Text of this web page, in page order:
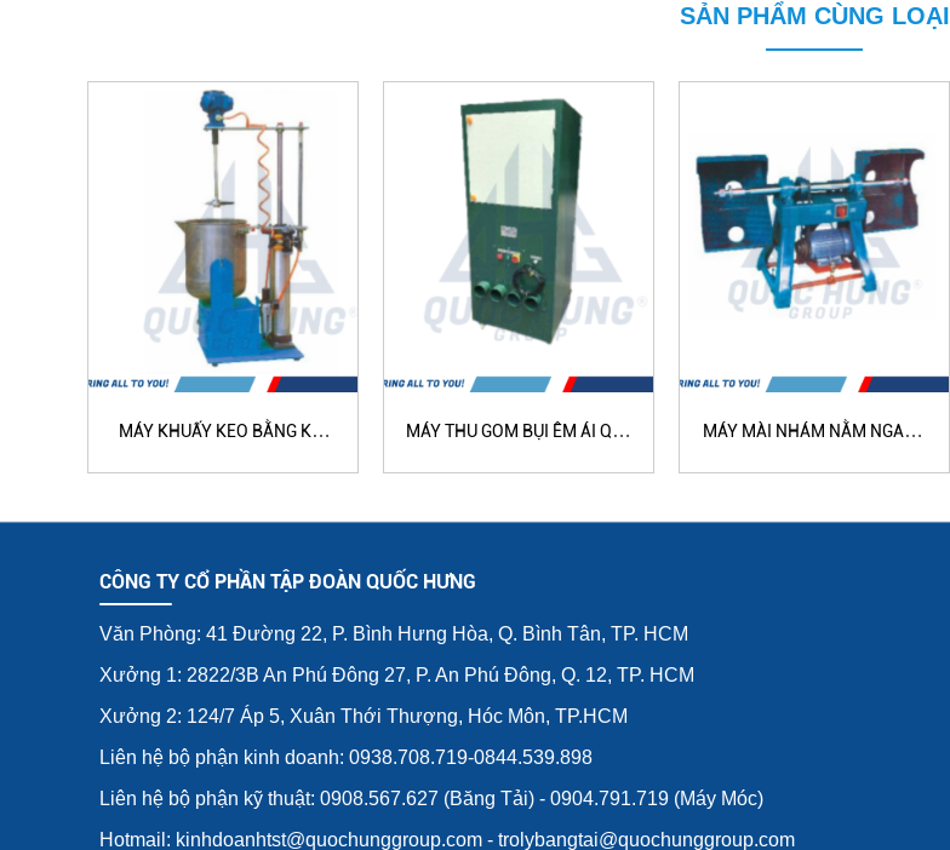
SẢN PHẨM CÙNG LOẠI
MÁY KHUẤY KEO BẰNG KHÍ
MÁY THU GOM BỤI ÊM ÁI QH-
MÁY MÀI NHÁM NẰM NGANG
CÔNG TY CỔ PHẦN TẬP ĐOÀN QUỐC HƯNG
Văn Phòng: 41 Đường 22, P. Bình Hưng Hòa, Q. Bình Tân, TP. HCM
Xưởng 1: 2822/3B An Phú Đông 27, P. An Phú Đông, Q. 12, TP. HCM
Xưởng 2: 124/7 Áp 5, Xuân Thới Thượng, Hóc Môn, TP.HCM
Liên hệ bộ phận kinh doanh: 0938.708.719-0844.539.898
Liên hệ bộ phận kỹ thuật: 0908.567.627 (Băng Tải) - 0904.791.719 (Máy Móc)
Hotmail: kinhdoanhtst@quochunggroup.com - trolybangtai@quochunggroup.com